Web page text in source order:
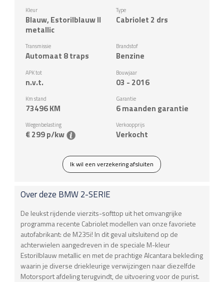
Kleur
Blauw, Estorilblauw II
metallic
Type
Cabriolet 2 drs
Transmissie
Automaat 8 traps
Brandstof
Benzine
APK tot
n.v.t.
Bouwjaar
03 - 2016
Km stand
73496KM
Garantie
6 maanden garantie
Wegenbelasting
€ 299 p/kw
Verkoopprijs
Verkocht
Ik wil een verzekering afsluiten
Over deze BMW2-SERIE
De leukst rijdende vierzits-softtop uit het omvangrijke
programma recente Cabriolet modellen van onze favoriete
autofabrikant: de M235i! In dit geval uitsluitend op de
achterwielen aangedreven in de speciale M-kleur
Estorilblauw metallic en met de prachtige Alcantara bekleding
waarin je diverse driekleurige verwijzingen naar diezelfde
Motorsport afdeling terugvindt, de uitvoering voor de purist.